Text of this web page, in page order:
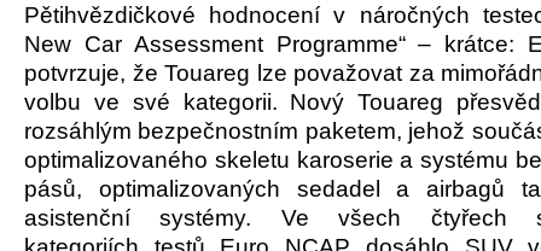
Pětihvězdičkové hodnocení v náročných
New Car Assessment Programme“ – krátce:
potvrzuje, že Touareg lze považovat za
volbu ve své kategorii. Nový Touareg
rozsáhlým bezpečnostním paketem, jehož
optimalizovaného skeletu karoserie a systému
pásů, optimalizovaných sedadel a airbagů
asistenční systémy. Ve všech čtyřech